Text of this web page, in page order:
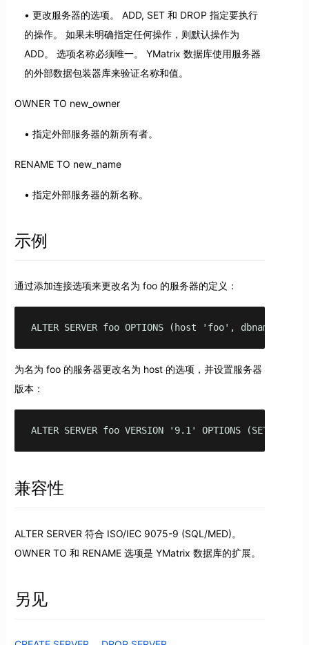
更改服务器的选项。 ADD, SET 和 DROP 指定要执行
的操作。 如果未明确指定任何操作，则默认操作为
ADD。 选项名称必须唯一。 YMatrix 数据库使用服务器
的外部数据包装器库来验证名称和值。
OWNER TO new_owner
指定外部服务器的新所有者。
RENAME TO new_name
指定外部服务器的新名称。
示例
通过添加连接选项来更改名为 foo 的服务器的定义：
ALTER SERVER foo OPTIONS (host 'foo', dbname
为名为 foo 的服务器更改名为 host 的选项，并设置服务器
版本：
ALTER SERVER foo VERSION '9.1' OPTIONS (SET
兼容性
ALTER SERVER 符合 ISO/IEC 9075-9 (SQL/MED)。
OWNER TO 和 RENAME 选项是 YMatrix 数据库的扩展。
另见